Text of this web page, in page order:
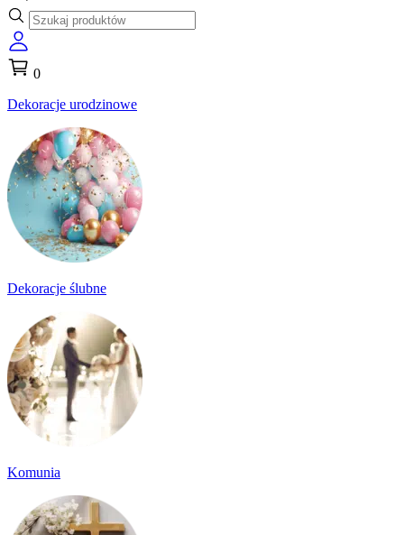
0
Dekoracje urodzinowe
Dekoracje ślubne
Komunia